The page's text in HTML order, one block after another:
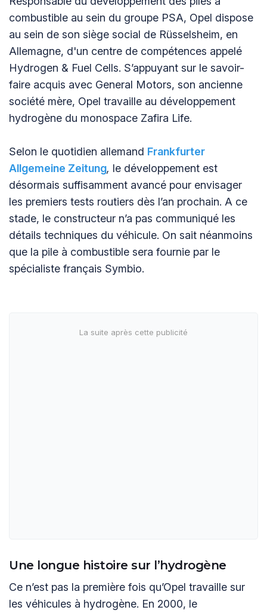
combustible au sein du groupe PSA, Opel dispose
au sein de son siège social de Rüsselsheim, en
Allemagne, d'un centre de compétences appelé
Hydrogen & Fuel Cells. S’appuyant sur le savoir-
faire acquis avec General Motors, son ancienne
société mère, Opel travaille au développement
hydrogène du monospace Zafira Life.
Selon le quotidien allemand Frankfurter
Allgemeine Zeitung, le développement est
désormais suffisamment avancé pour envisager
les premiers tests routiers dès l’an prochain. A ce
stade, le constructeur n’a pas communiqué les
détails techniques du véhicule. On sait néanmoins
que la pile à combustible sera fournie par le
spécialiste français Symbio.
Une longue histoire sur l’hydrogène
Ce n’est pas la première fois qu’Opel travaille sur
les véhicules à hydrogène. En 2000, le